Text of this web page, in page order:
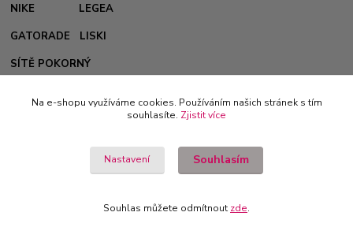
NIKE
LEGEA
GATORADE
LISKI
SÍTĚ POKORNÝ
KONTAKTY :
tel: +420 737 200 336
Na e-shopu využíváme cookies. Používáním našich stránek s tím
souhlasíte. Zjistit více
Nastavení Souhlasím
Souhlas můžete odmítnout zde.